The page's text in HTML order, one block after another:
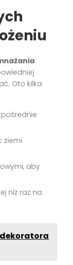
Oto kilka
ziemi
aby
niż raz na
dekoratora